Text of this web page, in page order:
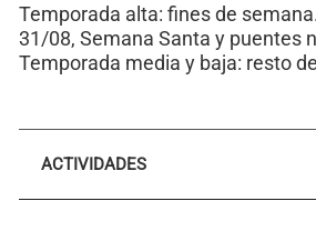
Temporada alta: fines de
31/08, Semana Santa y puentes
Temporada media y baja: resto
ACTIVIDADES